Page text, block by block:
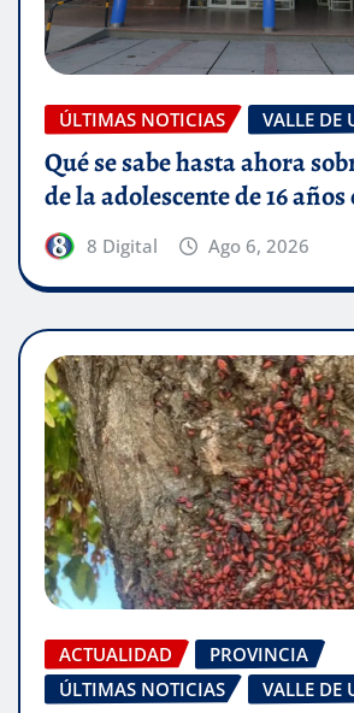
ÚLTIMAS NOTICIAS VALLE DE
Qué se sabe hasta ahora
de la adolescente de 16
8 Digital Ago 6, 2026
ACTUALIDAD
PROVINCIA
ÚLTIMAS NOTICIAS
VALLE DE